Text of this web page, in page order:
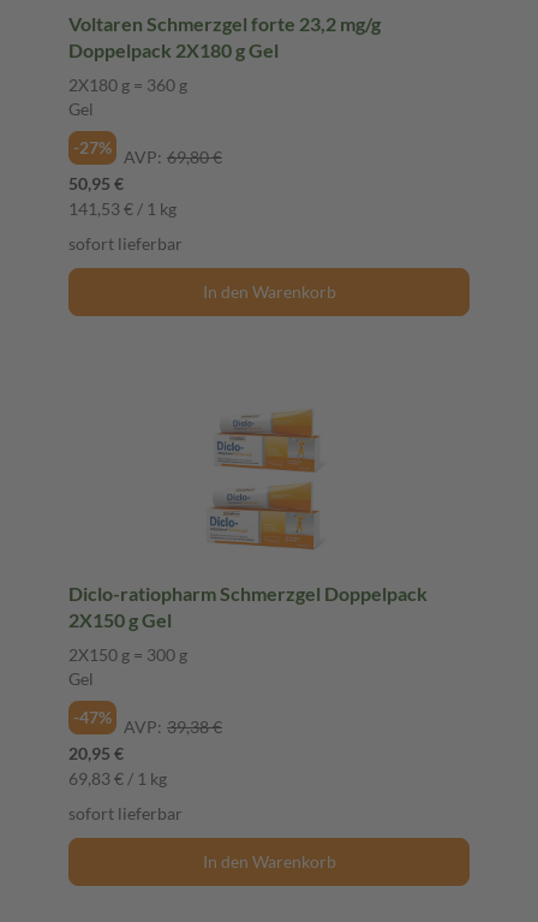
Voltaren Schmerzgel forte 23,2 mg/g
Doppelpack 2X180 g Gel
2X180 g = 360 g
Gel
-27%
AVP: 69,80 €
50,95 €
141,53 € / 1 kg
sofort lieferbar
In den Warenkorb
Diclo-ratiopharm Schmerzgel Doppelpack
2X150 g Gel
2X150 g = 300 g
Gel
-47%
AVP: 39,38 €
20,95 €
69,83 € / 1 kg
sofort lieferbar
In den Warenkorb